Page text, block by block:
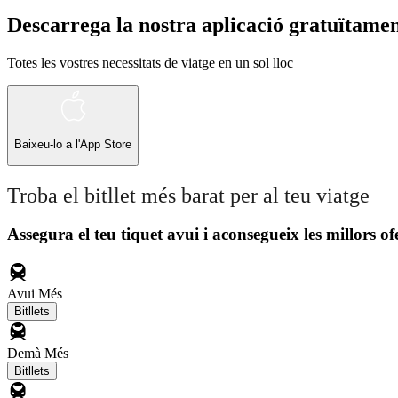
Descarrega la nostra aplicació
Totes les vostres necessitats de viatge en un sol lloc
Baixeu-lo a l'App Store
Troba el bitllet més barat per al teu viatge
Assegura el teu tiquet avui i aconsegueix les millors
Avui Més
Bitllets
Demà Més
Bitllets